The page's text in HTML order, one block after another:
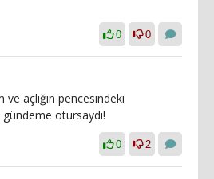
0 0
açlığın pencesindeki
otursaydı!
0 2